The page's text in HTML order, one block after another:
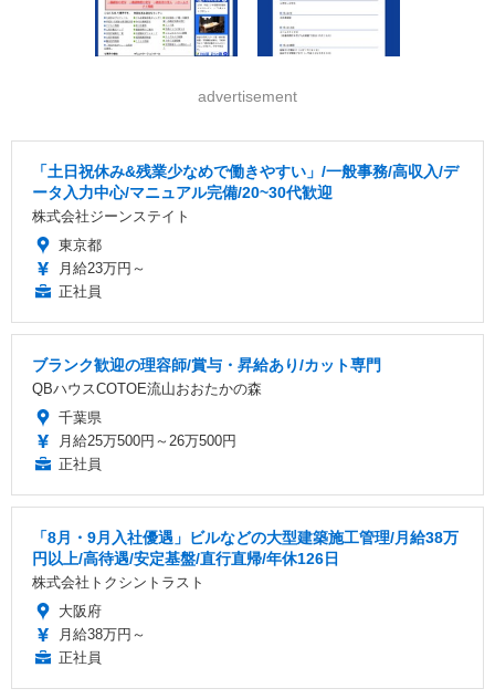
advertisement
「土日祝休み&残業少なめで働きやすい」/一般事務/高収入/デ
ータ入力中心/マニュアル完備/20~30代歓迎
株式会社ジーンステイト
東京都
月給23万円～
正社員
ブランク歓迎の理容師/賞与・昇給あり/カット専門
QBハウスCOTOE流山おおたかの森
千葉県
月給25万500円～26万500円
正社員
「8月・9月入社優遇」ビルなどの大型建築施工管理/月給38万
円以上/高待遇/安定基盤/直行直帰/年休126日
株式会社トクシントラスト
大阪府
月給38万円～
正社員